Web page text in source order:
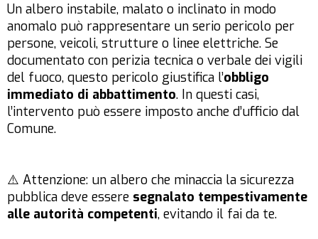
Un albero instabile, malato o inclinato in modo
anomalo può rappresentare un serio pericolo per
persone, veicoli, strutture o linee elettriche. Se
documentato con perizia tecnica o verbale dei vigili
del fuoco, questo pericolo giustifica l’obbligo
immediato di abbattimento. In questi casi,
l’intervento può essere imposto anche d’ufficio dal
Comune.
⚠️ Attenzione: un albero che minaccia la sicurezza
pubblica deve essere segnalato tempestivamente
alle autorità competenti, evitando il fai da te.